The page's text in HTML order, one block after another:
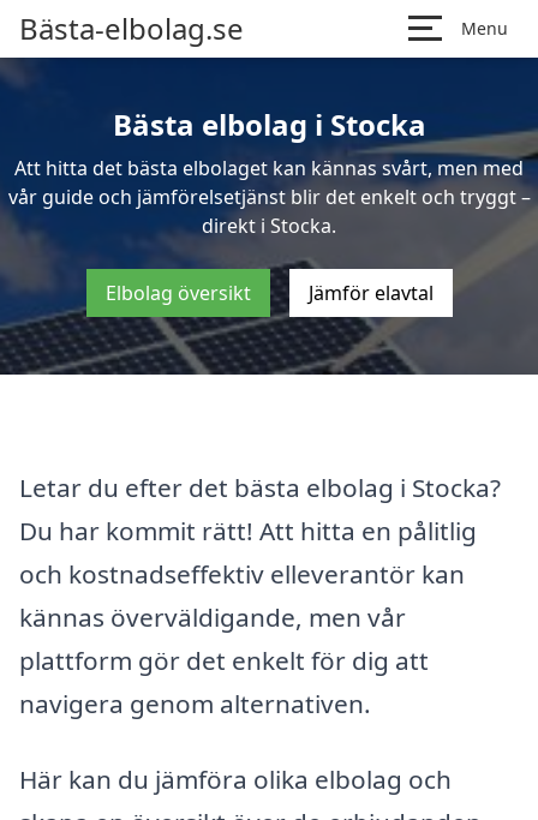
Bästa-elbolag.se Menu
Bästa elbolag i Stocka
Att hitta det bästa elbolaget kan kännas svårt, men med
vår guide och jämförelsetjänst blir det enkelt och tryggt –
direkt i Stocka.
Elbolag översikt Jämför elavtal
Letar du efter det bästa elbolag i Stocka?
Du har kommit rätt! Att hitta en pålitlig
och kostnadseffektiv elleverantör kan
kännas överväldigande, men vår
plattform gör det enkelt för dig att
navigera genom alternativen.
Här kan du jämföra olika elbolag och